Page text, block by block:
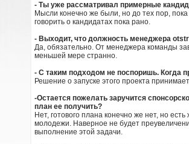
- Ты уже рассматривал примерные
Мысли конечно же были, но до тех пор,
говорить о кандидатах пока рано.
- Выходит, что должность менеджера
Да, обязательно. От менеджера команды
меньшей мере странно.
- С таким подходом не поспоришь. Когда
Решение о запуске этого проекта
-Остается пожелать заручится
план ее получить?
Нет, готового плана конечно же нет, но
молодежи. Наверное не будет
выполнение этой задачи.